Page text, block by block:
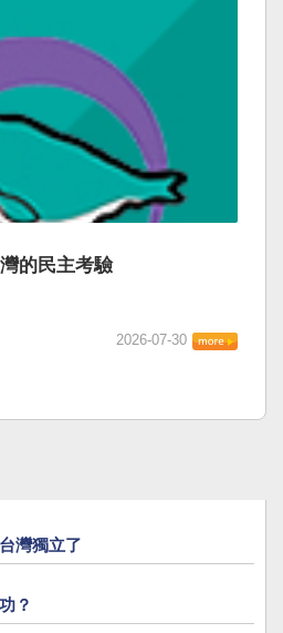
的民主考驗
2026-07-30
灣獨立了
？